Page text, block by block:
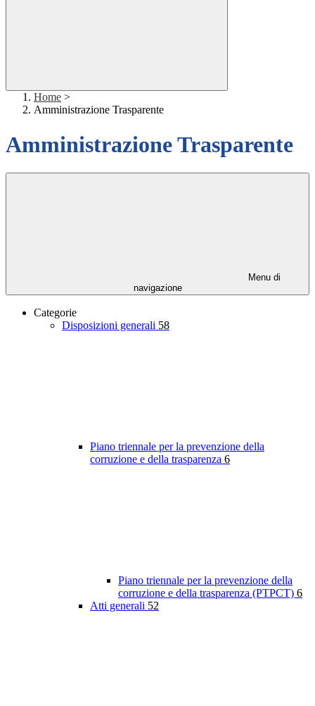
Home >
Amministrazione Trasparente
Amministrazione Trasparente
Menu di
navigazione
Categorie
Disposizioni generali 58
Piano triennale per la prevenzione della
corruzione e della trasparenza 6
Piano triennale per la prevenzione della
corruzione e della trasparenza (PTPCT) 6
Atti generali 52